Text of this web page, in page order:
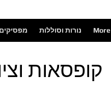
נורות וסוללות More
קופסאות